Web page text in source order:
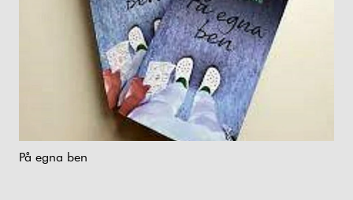
På egna ben